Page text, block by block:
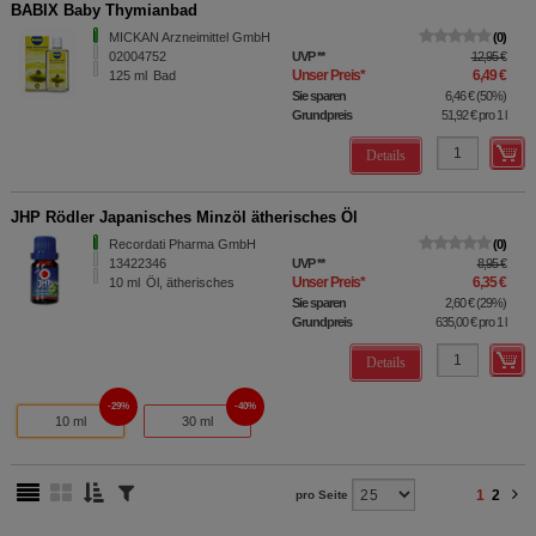
BABIX Baby Thymianbad
MICKAN Arzneimittel GmbH
02004752
125 ml Bad
0
UVP** 12,95 €
Unser Preis* 6,49 €
Sie sparen 6,46 €(50%)
Grundpreis
51,92 €pro 1 l
Details
JHP Rödler Japanisches Minzöl ätherisches Öl
Recordati Pharma GmbH
13422346
10 ml Öl, ätherisches
0
UVP** 8,95 €
Unser Preis* 6,35 €
Sie sparen 2,60 €(29%)
Grundpreis
635,00 €pro 1 l
Details
10 ml
29%
30 ml
40%
pro Seite 1 2